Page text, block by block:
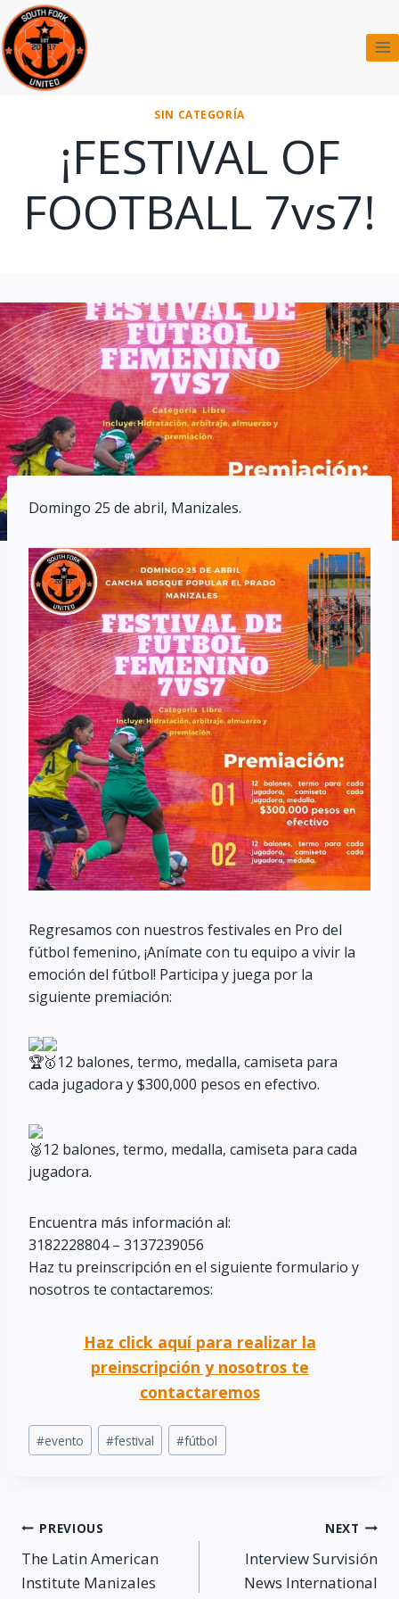
Saltar
al
contenido
SIN CATEGORÍA
¡FESTIVAL OF
FOOTBALL 7vs7!
Domingo 25 de abril, Manizales.
Regresamos con nuestros festivales en Pro del
fútbol femenino, ¡Anímate con tu equipo a vivir la
emoción del fútbol! Participa y juega por la
siguiente premiación:
12 balones, termo, medalla, camiseta para
cada jugadora y $300,000 pesos en efectivo.
12 balones, termo, medalla, camiseta para cada
jugadora.
Encuentra más información al:
3182228804 – 3137239056
Haz tu preinscripción en el siguiente formulario y
nosotros te contactaremos:
Haz click aquí para realizar la
preinscripción y nosotros te
contactaremos
Post
Tags:
#evento #festival #fútbol
Post
navigation
PREVIOUS
The Latin American
Institute Manizales
NEXT
Interview Survisión
News International